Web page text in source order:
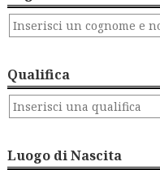
Qualifica
Luogo di Nascita